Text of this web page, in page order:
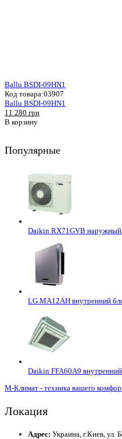
Ballu BSDI-09HN1
Код товара:03907
Ballu BSDI-09HN1
11 280 грн
В корзину
Популярные
Daikin RX71GVB наружный
LG MA12AH внутренний
Daikin FFA60A9
М-Климат - техника вашего
Локация
Адрес: Украина, г.Киев, ул.